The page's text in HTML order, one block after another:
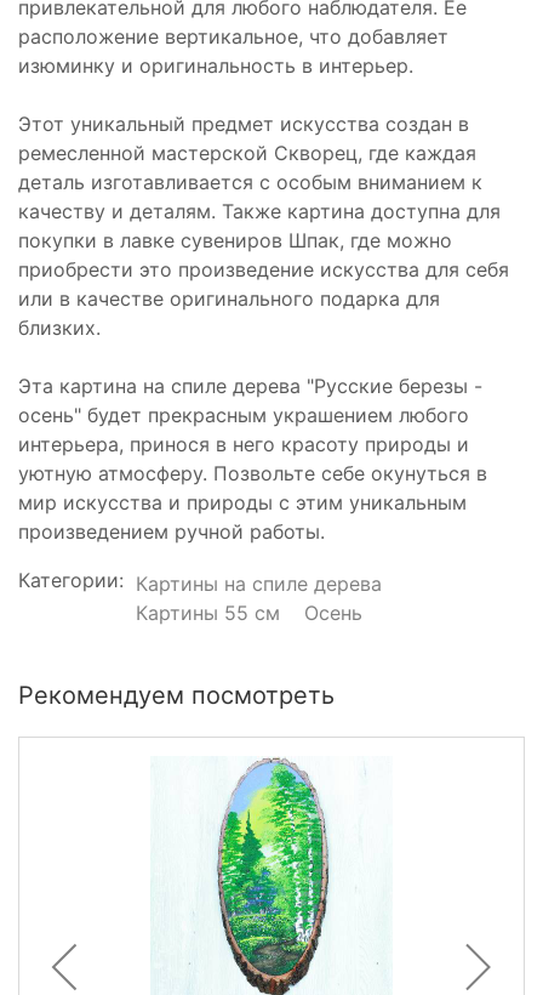
привлекательной для любого наблюдателя. Ее
расположение вертикальное, что добавляет
изюминку и оригинальность в интерьер.
Этот уникальный предмет искусства создан в
ремесленной мастерской Скворец, где каждая
деталь изготавливается с особым вниманием к
качеству и деталям. Также картина доступна для
покупки в лавке сувениров Шпак, где можно
приобрести это произведение искусства для себя
или в качестве оригинального подарка для
близких.
Эта картина на спиле дерева "Русские березы -
осень" будет прекрасным украшением любого
интерьера, принося в него красоту природы и
уютную атмосферу. Позвольте себе окунуться в
мир искусства и природы с этим уникальным
произведением ручной работы.
Категории: Картины на спиле дерева
Картины 55 см
Осень
Рекомендуем посмотреть